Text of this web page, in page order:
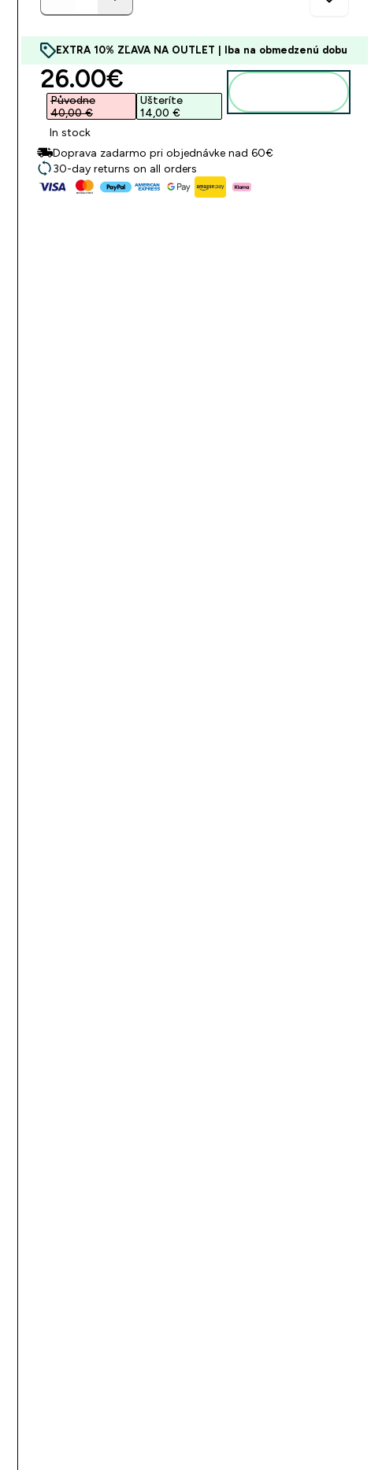
EXTRA 10% ZĽAVA NA OUTLET | Iba na obmedzenú dobu
discounted price
26.00€‎
Původne
40,00 €‎
Ušteríte
14,00 €‎
In stock
Doprava zadarmo pri objednávke nad 60€
30-day returns on all orders